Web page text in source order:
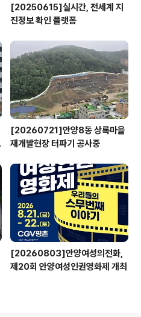
[20250615]실시간, 전세계 지
진정보 확인 플랫폼
[20260721]안양8동 상록마을
재개발현장 터파기 공사중
[20260803]안양여성의전화,
제20회 안양여성인권영화제 개최